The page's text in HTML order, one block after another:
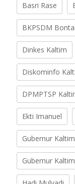
Basri Rase
BKPSDM
Dinkes Kaltim
Diskominfo
DPMPTSP
Ekti Imanuel
Gubernur
Gubernur